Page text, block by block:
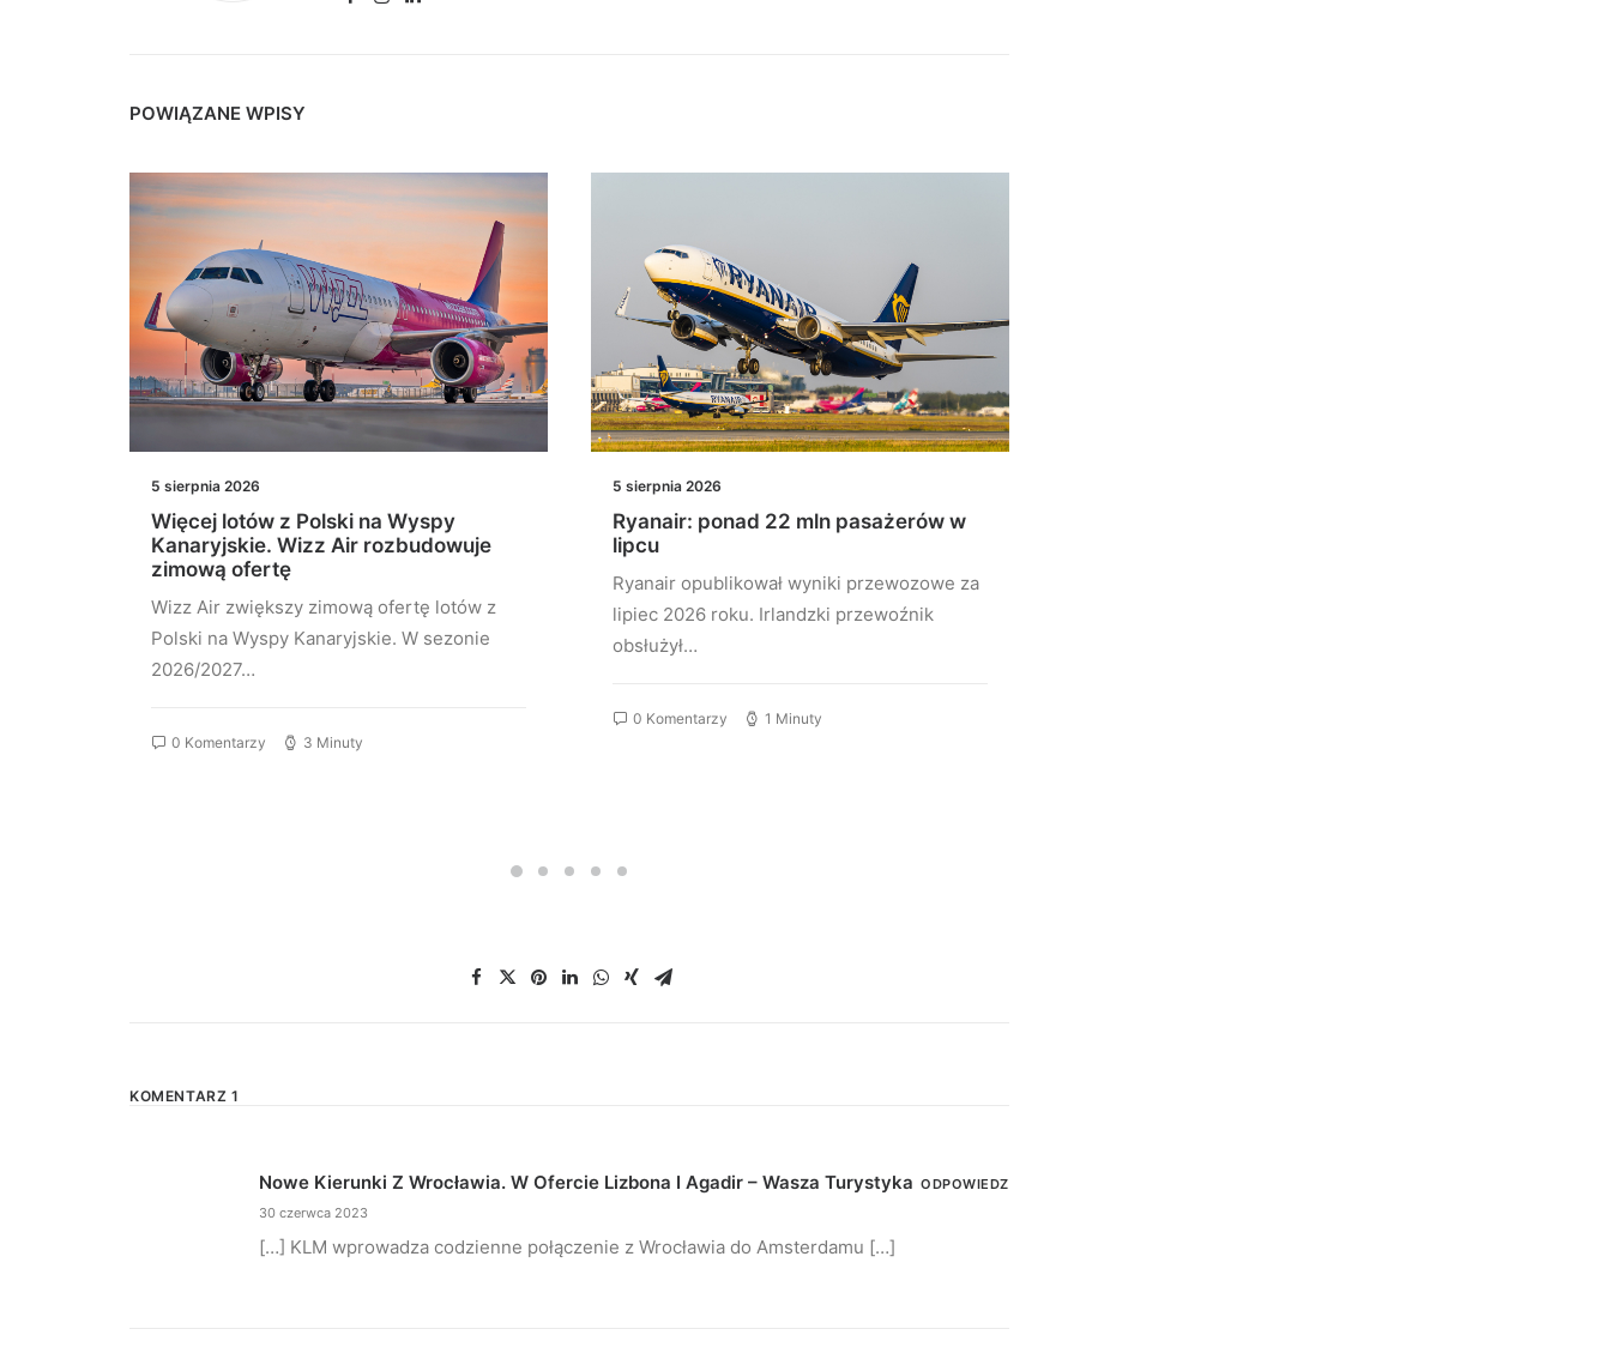
POWIĄZANE WPISY
5 sierpnia 2026
Więcej lotów z Polski na Wyspy
Kanaryjskie. Wizz Air rozbudowuje
zimową ofertę
Wizz Air zwiększy zimową ofertę lotów z
Polski na Wyspy Kanaryjskie. W sezonie
2026/2027…
0 Komentarzy 3 Minuty
5 sierpnia 2026
Ryanair: ponad 22 mln pasażerów w
lipcu
Ryanair opublikował wyniki przewozowe za
lipiec 2026 roku. Irlandzki przewoźnik
obsłużył…
0 Komentarzy 1 Minuty
KOMENTARZ 1
Nowe Kierunki Z Wrocławia. W Ofercie Lizbona I Agadir – Wasza Turystyka
30 czerwca 2023
[…] KLM wprowadza codzienne połączenie z Wrocławia do Amsterdamu […]
ODPOWIEDZ